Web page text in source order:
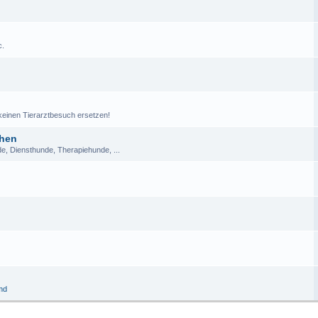
Tierarztbesuch ersetzen!
Diensthunde, Therapiehunde, ...